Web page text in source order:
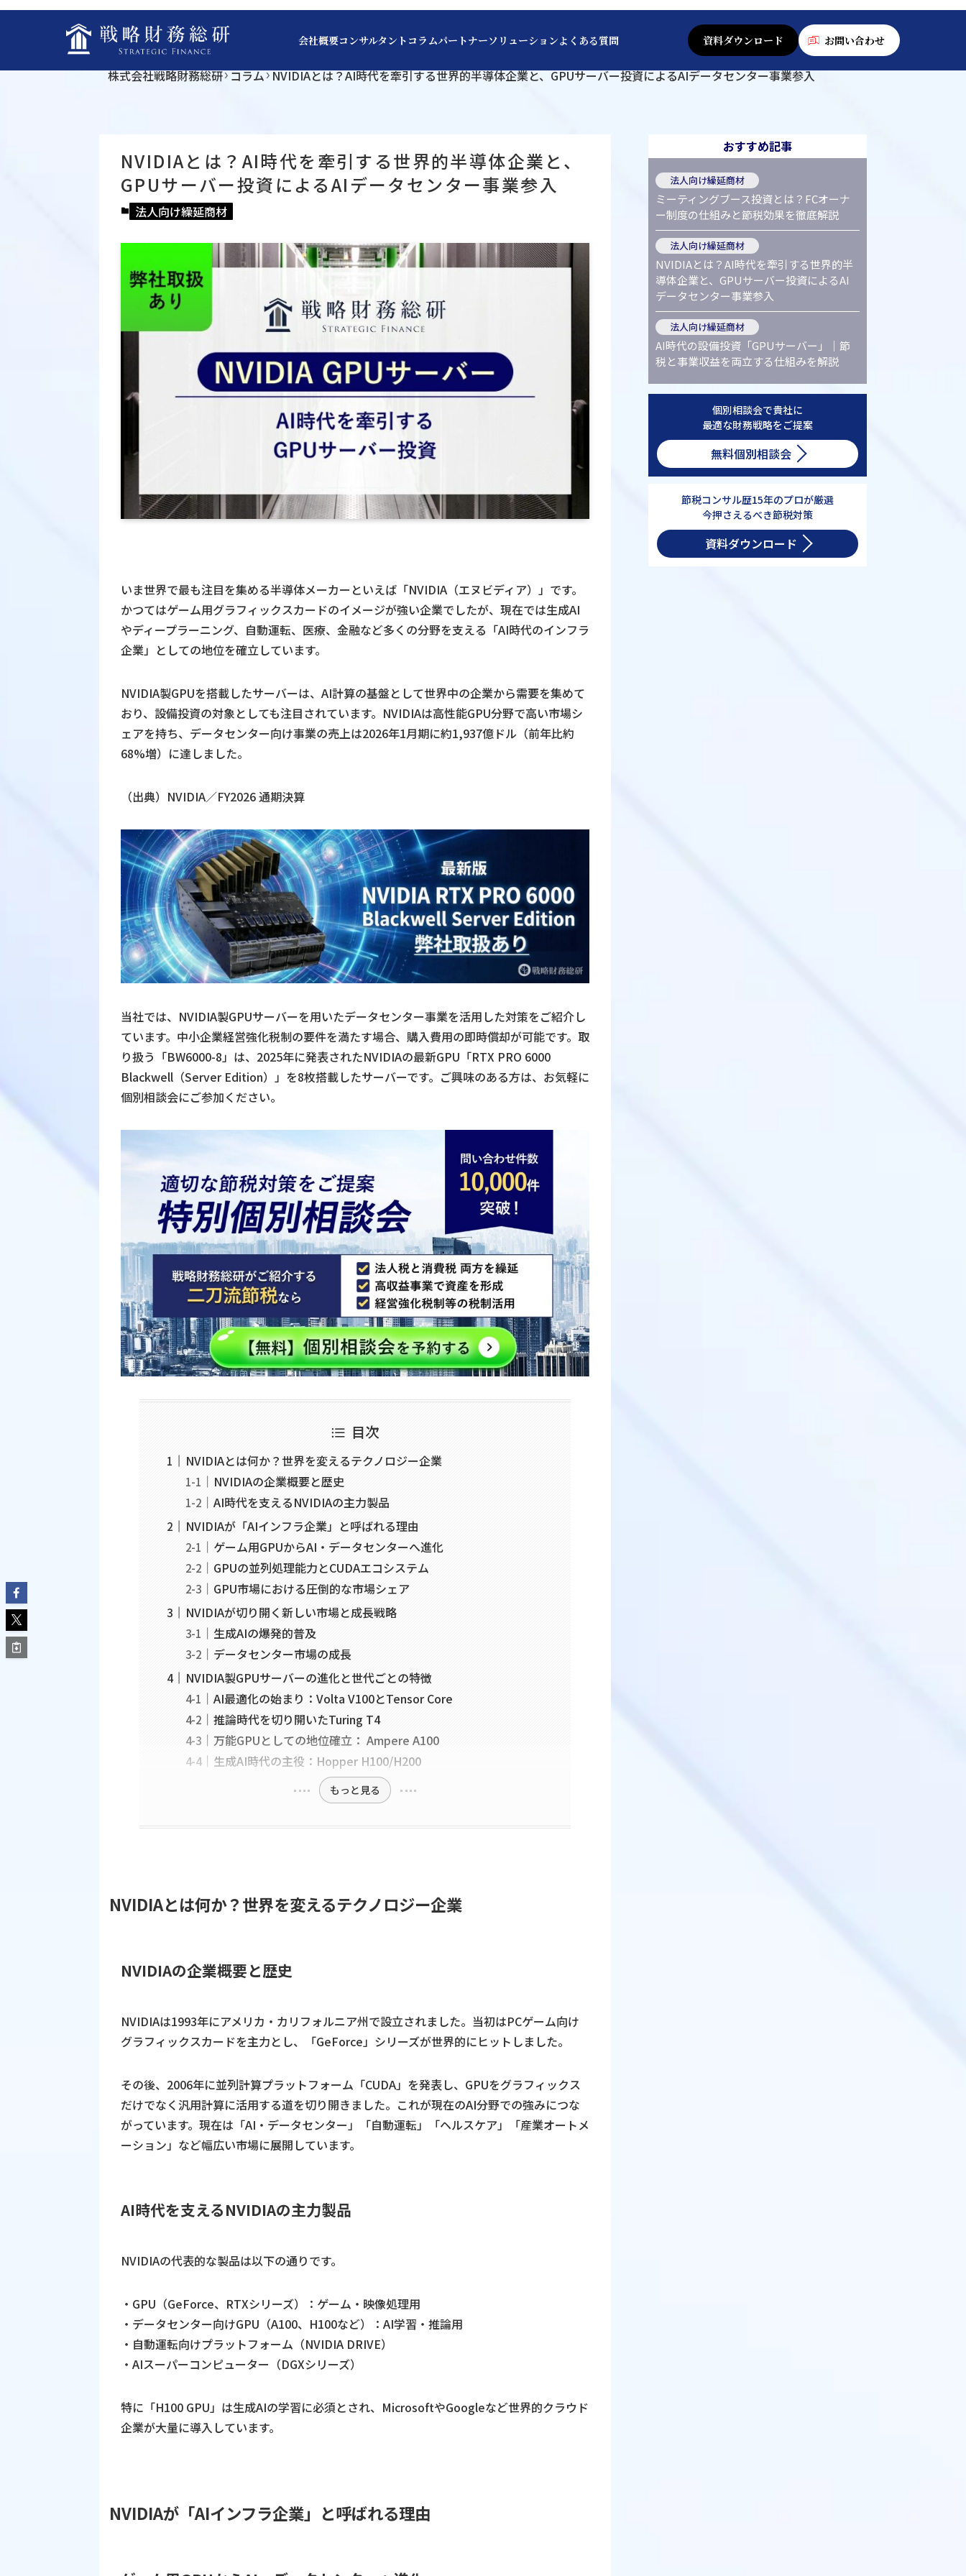
株式会社戦略財務総研 コラム NVIDIAとは？AI時代を牽引する世界的半導体企業と、GPUサーバー投資によるAIデータセンター事業参入
NVIDIAとは？AI時代を牽引する世界的半導体企業と、
GPUサーバー投資によるAIデータセンター事業参入
法人向け繰延商材
いま世界で最も注目を集める半導体メーカーといえば「NVIDIA（エヌビディア）」です。
かつてはゲーム用グラフィックスカードのイメージが強い企業でしたが、現在では生成AI
やディープラーニング、自動運転、医療、金融など多くの分野を支える「AI時代のインフラ
企業」としての地位を確立しています。
NVIDIA製GPUを搭載したサーバーは、AI計算の基盤として世界中の企業から需要を集めて
おり、設備投資の対象としても注目されています。NVIDIAは高性能GPU分野で高い市場シ
ェアを持ち、データセンター向け事業の売上は2026年1月期に約1,937億ドル（前年比約
68%増）に達しました。
（出典） NVIDIA／FY2026 通期決算
当社では、NVIDIA製GPUサーバーを用いたデータセンター事業を活用した対策をご紹介し
ています。中小企業経営強化税制の要件を満たす場合、購入費用の即時償却が可能です。取
り扱う「BW6000-8」は、2025年に発表されたNVIDIAの最新GPU「RTX PRO 6000
Blackwell（Server Edition）」を8枚搭載したサーバーです。ご興味のある方は、お気軽に
個別相談会にご参加ください。
目次
NVIDIAとは何か？世界を変えるテクノロジー企業
NVIDIAの企業概要と歴史
AI時代を支えるNVIDIAの主力製品
NVIDIAが「AIインフラ企業」と呼ばれる理由
ゲーム用GPUからAI・データセンターへ進化
GPUの並列処理能力とCUDAエコシステム
GPU市場における圧倒的な市場シェア
NVIDIAが切り開く新しい市場と成長戦略
生成AIの爆発的普及
データセンター市場の成長
NVIDIA製GPUサーバーの進化と世代ごとの特徴
AI最適化の始まり：Volta V100とTensor Core
推論時代を切り開いたTuring T4
万能GPUとしての地位確立： Ampere A100
生成AI時代の主役：Hopper H100/H200
もっと見る
NVIDIAとは何か？世界を変えるテクノロジー企業
NVIDIAの企業概要と歴史
NVIDIAは1993年にアメリカ・カリフォルニア州で設立されました。当初はPCゲーム向け
グラフィックスカードを主力とし、「GeForce」シリーズが世界的にヒットしました。
その後、2006年に並列計算プラットフォーム「CUDA」を発表し、GPUをグラフィックス
だけでなく汎用計算に活用する道を切り開きました。これが現在のAI分野での強みにつな
がっています。現在は「AI・データセンター」「自動運転」「ヘルスケア」「産業オートメ
ーション」など幅広い市場に展開しています。
AI時代を支えるNVIDIAの主力製品
NVIDIAの代表的な製品は以下の通りです。
・GPU（GeForce、RTXシリーズ）：ゲーム・映像処理用
・データセンター向けGPU（A100、H100など）：AI学習・推論用
・自動運転向けプラットフォーム（NVIDIA DRIVE）
・AIスーパーコンピューター（DGXシリーズ）
特に「H100 GPU」は生成AIの学習に必須とされ、MicrosoftやGoogleなど世界的クラウド
企業が大量に導入しています。
NVIDIAが「AIインフラ企業」と呼ばれる理由
おすすめ記事
法人向け繰延商材
ミーティングブース投資とは？FCオーナ
ー制度の仕組みと節税効果を徹底解説
法人向け繰延商材
NVIDIAとは？AI時代を牽引する世界的半
導体企業と、GPUサーバー投資によるAI
データセンター事業参入
法人向け繰延商材
AI時代の設備投資「GPUサーバー」｜節
税と事業収益を両立する仕組みを解説
個別相談会で貴社に
最適な財務戦略をご提案
無料個別相談会
節税コンサル歴15年のプロが厳選
今押さえるべき節税対策
資料ダウンロード